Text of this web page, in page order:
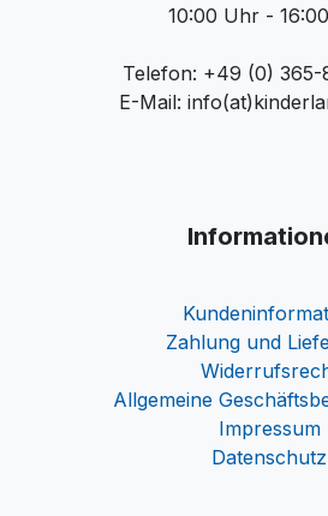
10:00 Uhr -
Telefon: +49 (0) 365-
E-Mail:
Zahlung und
Allgemeine
Impressum
Datenschutz